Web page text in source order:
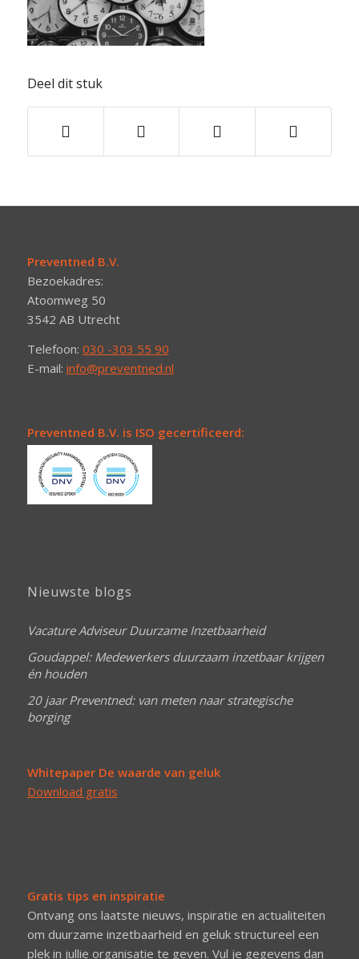
Deel dit stuk
Preventned B.V.
Bezoekadres:
Atoomweg 50
3542 AB Utrecht
Telefoon: 030 -303 55 90
E-mail: info@preventned.nl
Preventned B.V. is ISO gecertificeerd:
Nieuwste blogs
Vacature Adviseur Duurzame Inzetbaarheid
Goudappel: Medewerkers duurzaam inzetbaar krijgen
én houden
20 jaar Preventned: van meten naar strategische
borging
Whitepaper De waarde van geluk
Download gratis
Gratis tips en inspiratie
Ontvang ons laatste nieuws, inspiratie en actualiteiten
om duurzame inzetbaarheid en geluk structureel een
plek in jullie organisatie te geven. Vul je gegevens dan